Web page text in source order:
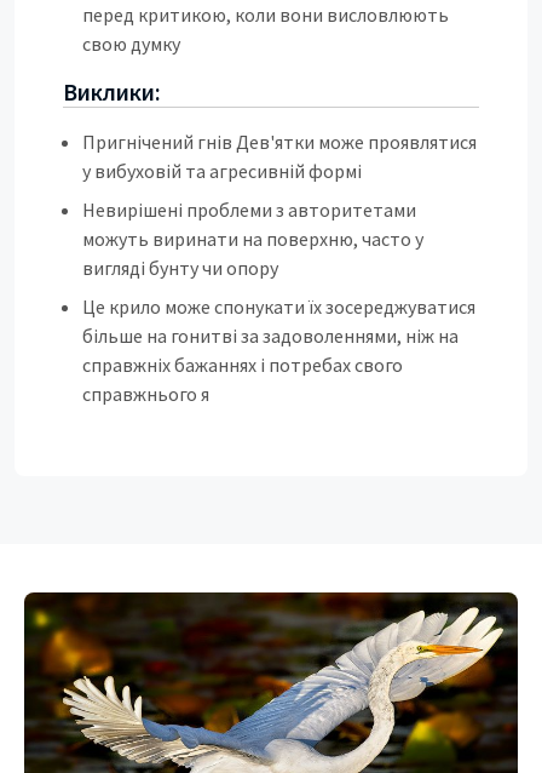
перед критикою, коли вони висловлюють
свою думку
Виклики:
Пригнічений гнів Дев'ятки може проявлятися
у вибуховій та агресивній формі
Невирішені проблеми з авторитетами
можуть виринати на поверхню, часто у
вигляді бунту чи опору
Це крило може спонукати їх зосереджуватися
більше на гонитві за задоволеннями, ніж на
справжніх бажаннях і потребах свого
справжнього я